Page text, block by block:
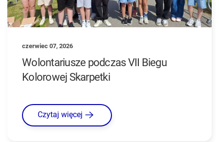
czerwiec 07, 2026
Wolontariusze podczas VII Biegu
Kolorowej Skarpetki
Czytaj więcej